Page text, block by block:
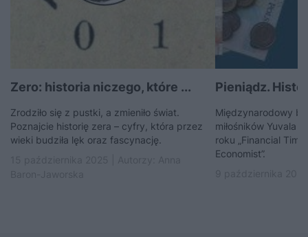
Zero: historia niczego, które ...
Zrodziło się z pustki, a zmieniło świat.
Poznajcie historię zera – cyfry, która przez
wieki budziła lęk oraz fascynację.
Pieniądz.
Międzynarodowy
miłośników Yuvala
roku „Financial
Economist”.